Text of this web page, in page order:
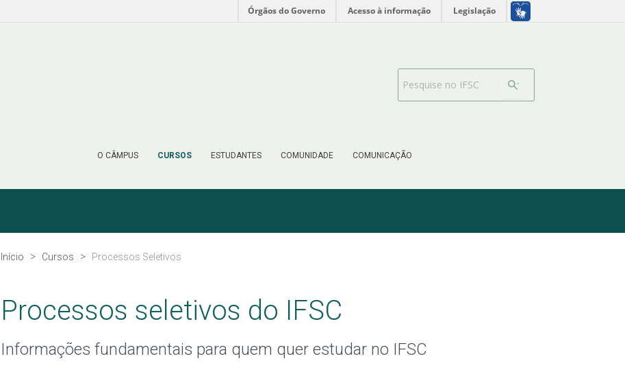
Órgãos do Governo Acesso à informação Legislação
O CÂMPUS CURSOS ESTUDANTES COMUNIDADE COMUNICAÇÃO
Barra de busca
Início Cursos Processos Seletivos
Processos seletivos do IFSC
Informações fundamentais para quem quer estudar no IFSC